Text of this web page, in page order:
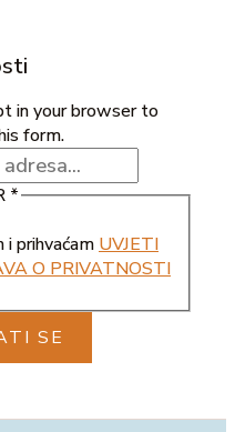
in your browser to
form.
*
i prihvaćam UVJETI
O PRIVATNOSTI
SE